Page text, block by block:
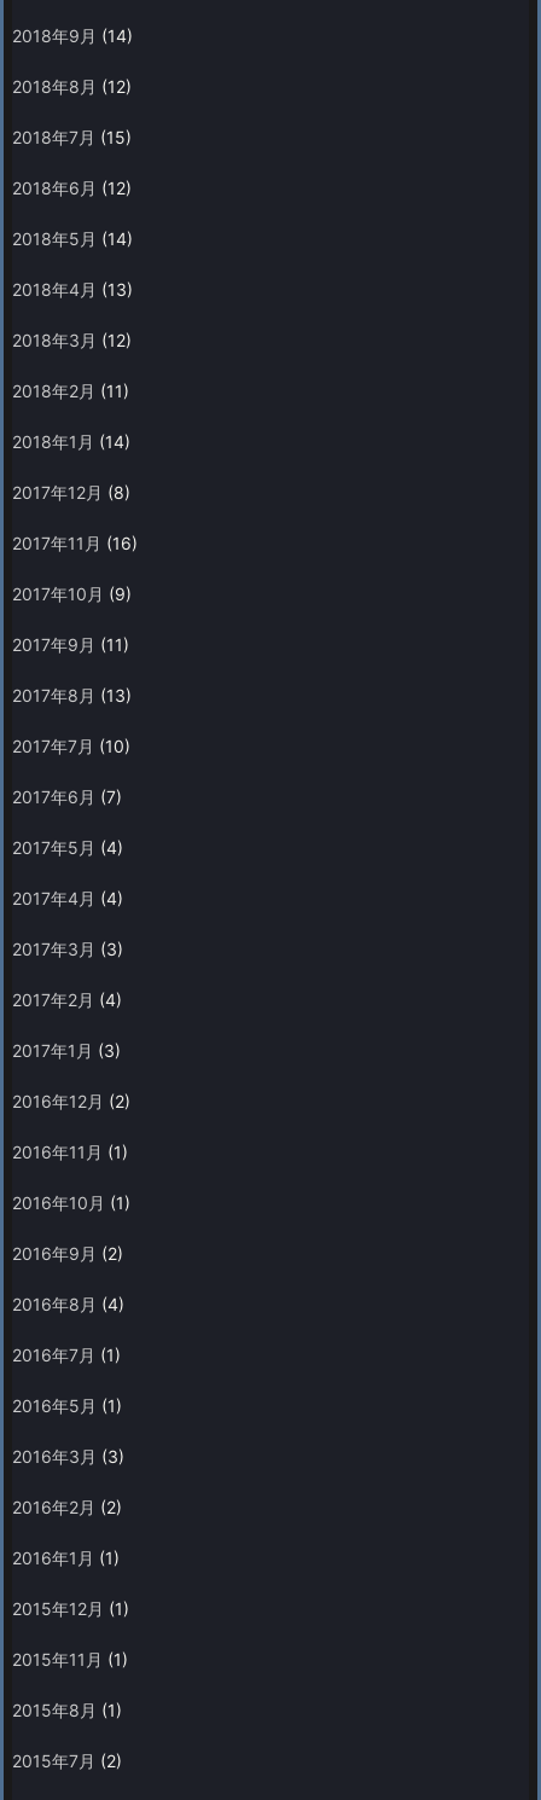
2018年9月 (14)
2018年8月 (12)
2018年7月 (15)
2018年6月 (12)
2018年5月 (14)
2018年4月 (13)
2018年3月 (12)
2018年2月 (11)
2018年1月 (14)
2017年12月 (8)
2017年11月 (16)
2017年10月 (9)
2017年9月 (11)
2017年8月 (13)
2017年7月 (10)
2017年6月 (7)
2017年5月 (4)
2017年4月 (4)
2017年3月 (3)
2017年2月 (4)
2017年1月 (3)
2016年12月 (2)
2016年11月 (1)
2016年10月 (1)
2016年9月 (2)
2016年8月 (4)
2016年7月 (1)
2016年5月 (1)
2016年3月 (3)
2016年2月 (2)
2016年1月 (1)
2015年12月 (1)
2015年11月 (1)
2015年8月 (1)
2015年7月 (2)